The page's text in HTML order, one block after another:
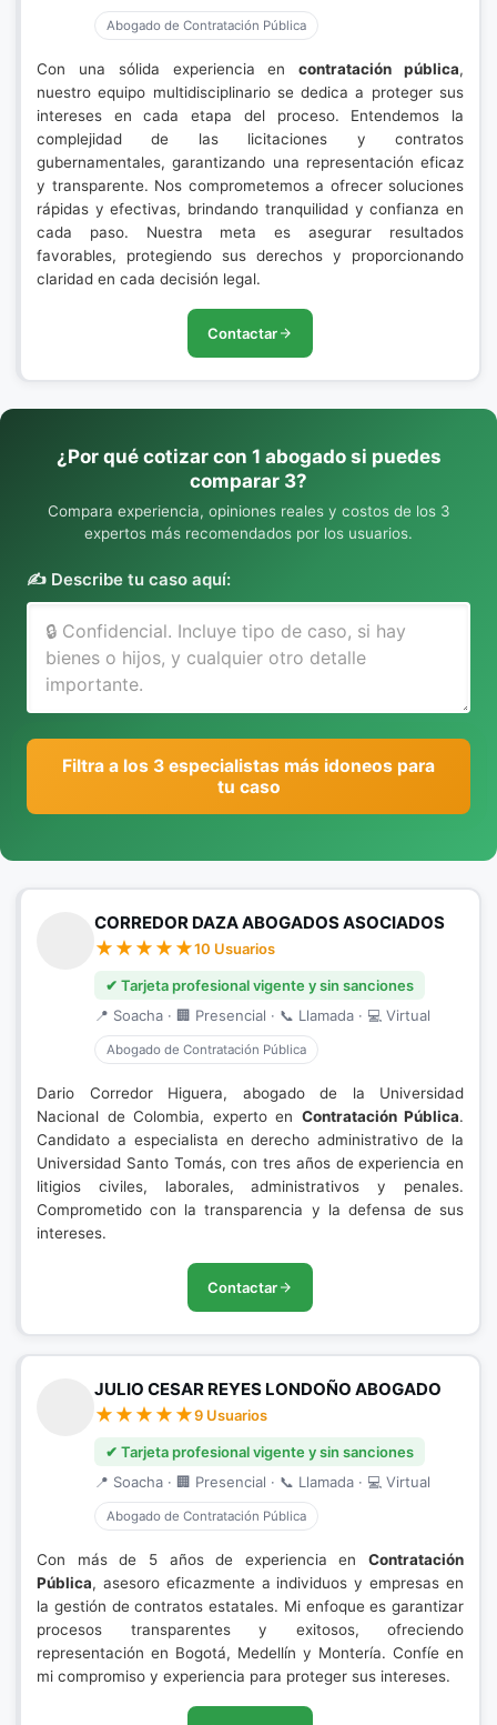
Abogado de Contratación Pública
Con una sólida experiencia encontratación pública,
nuestro equipo multidisciplinario se dedica a proteger sus
intereses en cada etapa del proceso. Entendemos la
complejidad de las licitaciones y contratos
gubernamentales, garantizando una representación eficaz
y transparente. Nos comprometemos a ofrecer soluciones
rápidas y efectivas, brindando tranquilidad y confianza en
cada paso. Nuestra meta es asegurar resultados
favorables, protegiendo sus derechos y proporcionando
claridad en cada decisión legal.
Contactar
¿Por qué cotizar con 1 abogado si puedes
comparar 3?
Compara experiencia, opiniones reales y costos de los 3
expertos más recomendados por los usuarios.
✍️ Describe tu caso aquí:
Filtra a los 3 especialistas más idoneos para
tu caso
CORREDOR DAZA ABOGADOS ASOCIADOS
10 Usuarios
✔ Tarjeta profesional vigente y sin sanciones
📍 Soacha · 🏢 Presencial · 📞 Llamada · 💻 Virtual
Abogado de Contratación Pública
Dario Corredor Higuera, abogado de la Universidad
Nacional de Colombia, experto en Contratación Pública.
Candidato a especialista en derecho administrativo de la
Universidad Santo Tomás, con tres años de experiencia en
litigios civiles, laborales, administrativos y penales.
Comprometido con la transparencia y la defensa de sus
intereses.
Contactar
JULIO CESAR REYES LONDOÑO ABOGADO
9 Usuarios
✔ Tarjeta profesional vigente y sin sanciones
📍 Soacha · 🏢 Presencial · 📞 Llamada · 💻 Virtual
Abogado de Contratación Pública
Con más de 5 años de experiencia en Contratación
Pública, asesoro eficazmente a individuos y empresas en
la gestión de contratos estatales. Mi enfoque es garantizar
procesos transparentes y exitosos, ofreciendo
representación en Bogotá, Medellín y Montería. Confíe en
mi compromiso y experiencia para proteger sus intereses.